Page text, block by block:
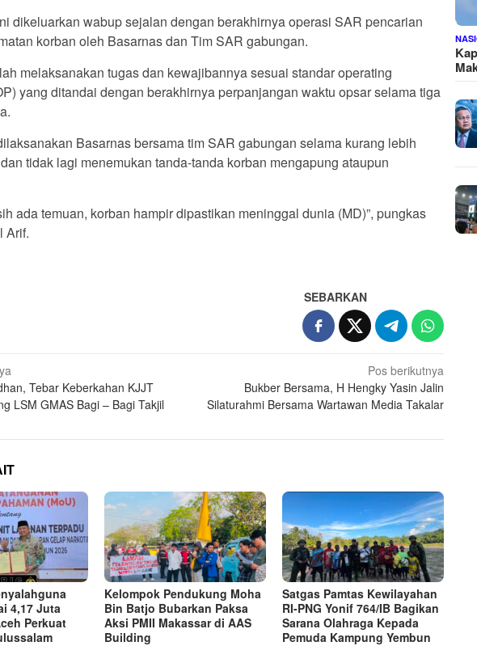
dikeluarkan wabup sejalan dengan berakhirnya operasi SAR pencarian
korban oleh Basarnas dan Tim SAR gabungan.
melaksanakan tugas dan kewajibannya sesuai standar operating
yang ditandai dengan berakhirnya perpanjangan waktu opsar selama tiga
Basarnas bersama tim SAR gabungan selama kurang lebih
tidak lagi menemukan tanda-tanda korban mengapung ataupun
ada temuan, korban hampir dipastikan meninggal dunia (MD)”, pungkas
Arif.
SEBARKAN
Tebar Keberkahan KJJT
LSM GMAS Bagi – Bagi Takjil
Pos berikutnya
Bukber Bersama, H Hengky Yasin Jalin
Silaturahmi Bersama Wartawan Media Takalar
4,17 Juta
Perkuat
Kelompok Pendukung Moha
Bin Batjo Bubarkan Paksa
Aksi PMII Makassar di AAS
Building
Satgas Pamtas Kewilayahan
RI-PNG Yonif 764/IB Bagikan
Sarana Olahraga Kepada
Pemuda Kampung Yembun